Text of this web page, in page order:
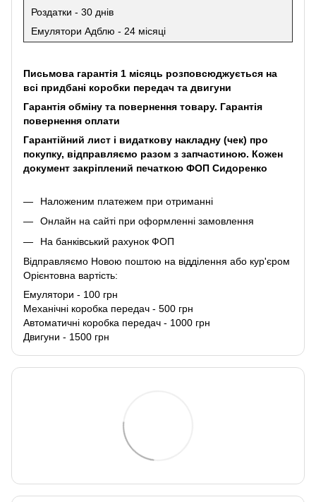
Роздатки - 30 днів
Емулятори Адблю - 24 місяці
Письмова гарантія 1 місяць розповсюджується на
всі придбані коробки передач та двигуни
Гарантія обміну та повернення товару. Гарантія
повернення оплати
Гарантійний лист і видаткову накладну (чек) про
покупку, відправляємо разом з запчастиною. Кожен
документ закріплений печаткою ФОП Сидоренко
Наложеним платежем при отриманні
Онлайн на сайті при оформленні замовлення
На банківський рахунок ФОП
Відправляємо Новою поштою на відділення або кур'єром
Орієнтовна вартість:
Емулятори - 100 грн
Механічні коробка передач - 500 грн
Автоматичні коробка передач - 1000 грн
Двигуни - 1500 грн